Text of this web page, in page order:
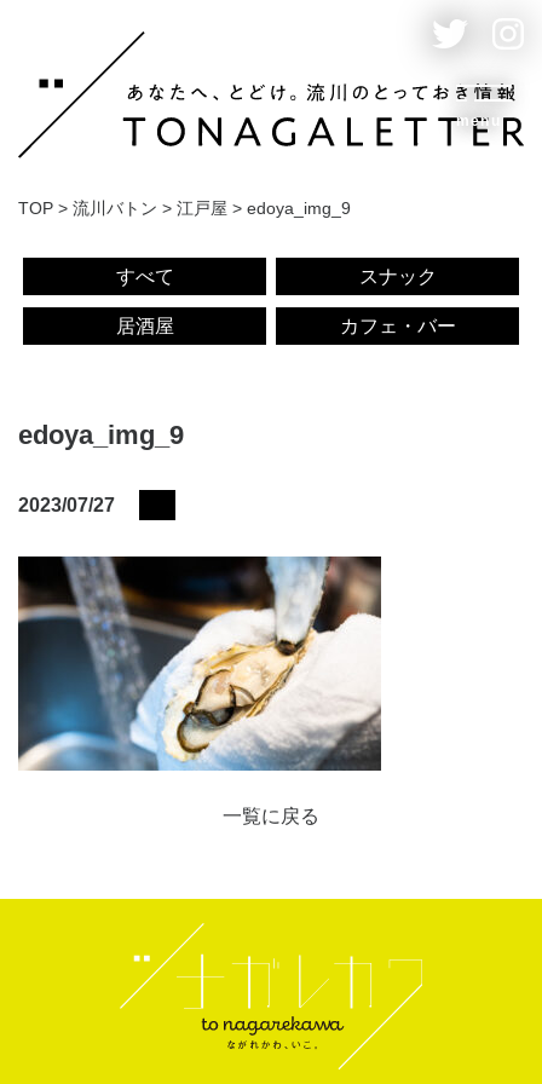
menu
TOP > 流川バトン > 江戸屋 > edoya_img_9
すべて スナック
居酒屋 カフェ・バー
edoya_img_9
2023/07/27
一覧に戻る